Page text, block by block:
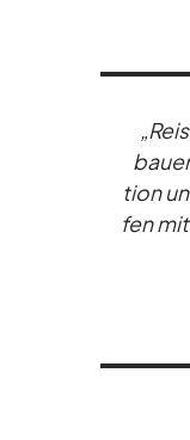
tion
fen